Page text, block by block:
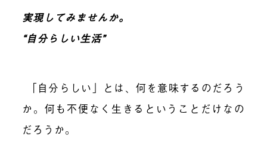
実現してみませんか。
“自分らしい生活”
「自分らしい」とは、何を意味するのだろう
か。何も不便なく生きるということだけなの
だろうか。